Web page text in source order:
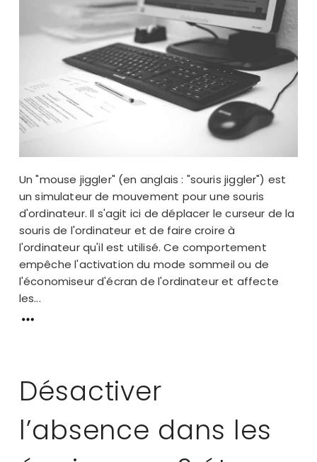
Un "mouse jiggler" (en anglais : "souris jiggler") est
un simulateur de mouvement pour une souris
d'ordinateur. Il s'agit ici de déplacer le curseur de la
souris de l'ordinateur et de faire croire à
l'ordinateur qu'il est utilisé. Ce comportement
empêche l'activation du mode sommeil ou de
l'économiseur d'écran de l'ordinateur et affecte
les...
Désactiver
l’absence dans les